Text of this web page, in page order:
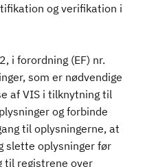
og verifikation i
i forordning (EF) nr.
som er nødvendige
af VIS i tilknytning til
og forbinde
til oplysningerne, at
slette oplysninger før
til registrene over